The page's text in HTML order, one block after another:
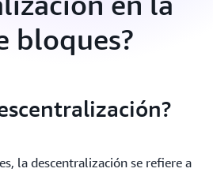
bloques?
la descentralización se refiere a